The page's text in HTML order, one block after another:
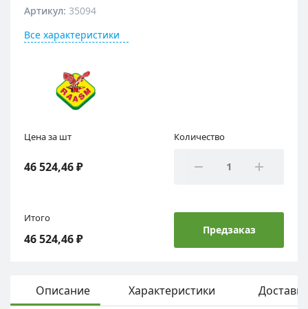
Артикул: 35094
Все характеристики
Цена за шт
46 524,46 ₽
Количество
Итого
46 524,46 ₽
Предзаказ
Описание Характеристики Доставка